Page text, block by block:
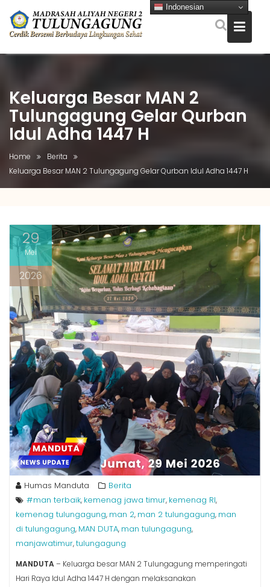
Keluarga Besar MAN 2
Tulungagung Gelar Qurban
Idul Adha 1447 H
Home
Berita
Keluarga Besar MAN 2 Tulungagung Gelar Qurban Idul Adha 1447 H
29
Mei
2026
Humas Manduta
Berita
#man terbaik, kemenag jawa timur, kemenag RI,
kemenag tulungagung, man 2, man 2 tulungagung, man
di tulungagung, MAN DUTA, man tulungagung,
manjawatimur,tulungagung
MANDUTA– Keluarga besar MAN 2 Tulungagung memperingati
Hari Raya Idul Adha 1447 H dengan melaksanakan
Indonesian